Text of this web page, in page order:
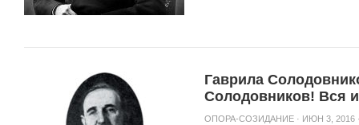
Гаврила
Солодовников! Вся
ОПОРА-СОЗИДАНИЕ · ИЮН 3, 2016